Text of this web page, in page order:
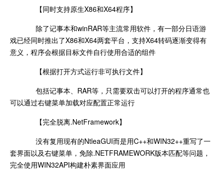
【同时支持原生X86和X64程序】
除了记事本和winRAR等主流常用软件，有一部分日语游
戏已经同时推出了X86和X64两套平台，支持X64转码逐渐变得有
意义，程序会根据目标文件自行使用合适的组件
【根据打开方式运行非可执行文件】
包括记事本、RAR等，只需要双击可以打开的程序通常也
可以通过右键菜单加载对应配置正常运行
【完全脱离.NetFramework】
没有复用现有的NtleaGUI而是用C++和WIN32++重写了一
套界面以及右键菜单，免除.NETFRAMEWORK版本匹配等问题，
完全使用WIN32API构建朴素界面应用